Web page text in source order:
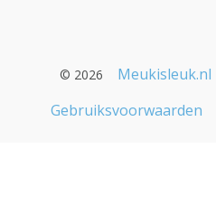
© 2026 Meukisleuk.nl
Gebruiksvoorwaarden